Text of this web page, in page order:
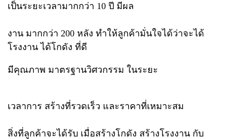
เป็นระยะเวลามากกว่า 10 ปี มีผล
งาน มากกว่า 200 หลัง ทำให้ลูกค้ามั่นใจได้ว่าจะได้
โรงงาน ได้โกดัง ที่ดี
มีคุณภาพ มาตรฐานวิศวกรรม ในระยะ
เวลาการ สร้างที่รวดเร็ว และราคาที่เหมาะสม
สิ่งที่ลูกค้าจะได้รับ เมื่อสร้างโกดัง สร้างโรงงาน กับ